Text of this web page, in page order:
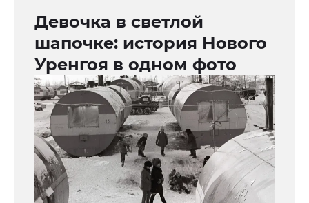
Девочка в светлой
шапочке: история Нового
Уренгоя в одном фото